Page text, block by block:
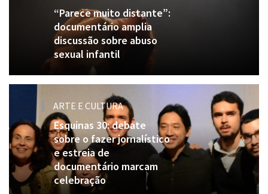
“Parece muito distante”:
documentário amplia
discussão sobre abuso
sexual infantil
ARTE E CULTURA
Esquinas 30: debate
sobre o fazer jornalístico
e estreia de
documentário marcam
celebração